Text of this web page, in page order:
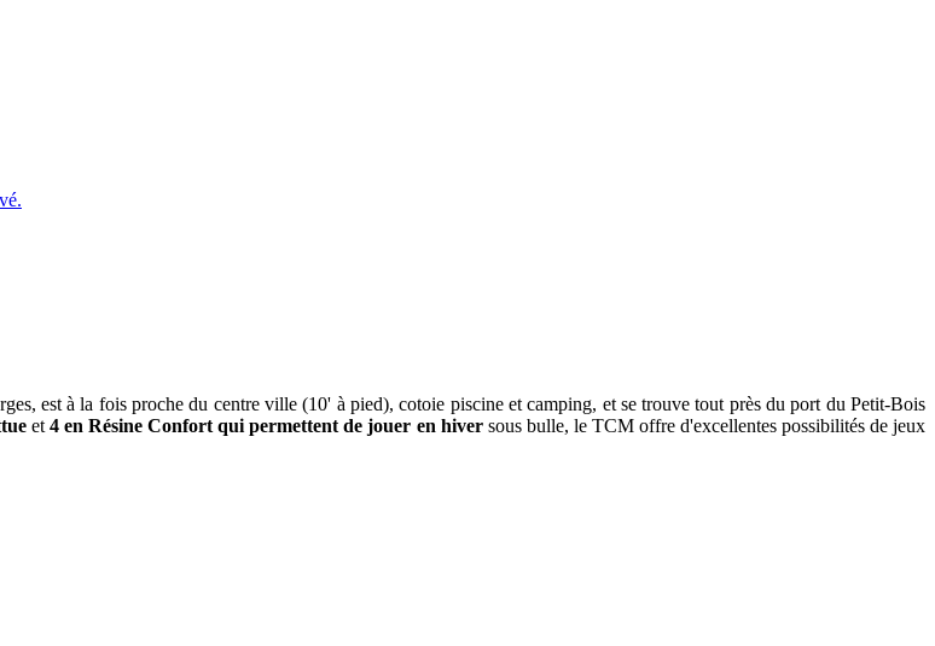
est à la fois proche du centre ville (10' à pied), cotoie piscine et camping, et se trouve tout près du port du Petit-Bois
et4 en Résine Confort qui permettent de jouer en hiver sous bulle, le TCM offre d'excellentes possibilités de jeux